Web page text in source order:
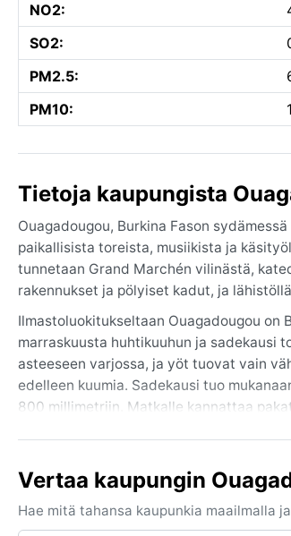
NO2:
SO2:
PM2.5:
PM10:
Tietoja kaupungista
Ouagadougou, Burkina Fason
paikallisista toreista, musiikista ja
tunnetaan Grand Marchén vilinästä,
rakennukset ja pölyiset kadut, ja
Ilmastoluokitukseltaan Ouagadougou on
marraskuusta huhtikuuhun ja sadekausi
asteeseen varjossa, ja yöt tuovat vain
edelleen kuumia. Sadekausi tuo
800 millimetriin. Matkalle kannattaa
Paras aika vierailla on kuivan kauden
sumumaista usvaa joulu-helmikuussa.
nähdä, mutta pölymyrskyt ovat
Vertaa kaupungin
Hae mitä tahansa kaupunkia maailmalla